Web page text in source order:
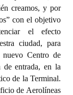
creamos, y por
con el objetivo
el efecto
ciudad, para
nuevo Centro de
entrada, en la
de la Terminal.
de Aerolíneas